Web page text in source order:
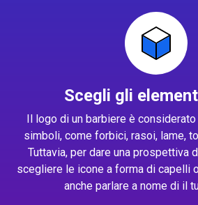
Scegli gli
Il logo di un barbiere è
simboli, come forbici, rasoi, lame,
Tuttavia, per dare una prospettiva
scegliere le icone a forma di capelli
anche parlare a nome di il